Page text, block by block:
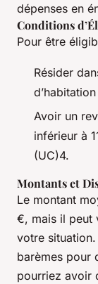
dépenses en
Conditions
Pour être
Résider
Avoir un
inférieur à
(UC)4.
Montants et
Le montant
€, mais il peut
votre
barèmes pour
pourriez avoir